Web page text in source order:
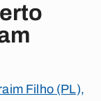
Filho (PL),